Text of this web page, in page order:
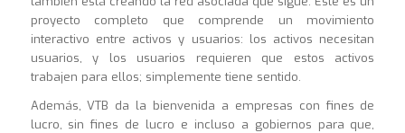
proyecto completo que comprende un movimiento
interactivo entre activos y usuarios: los activos necesitan
usuarios, y los usuarios requieren que estos activos
trabajen para ellos; simplemente tiene sentido.
Además, VTB da la bienvenida a empresas con fines de
lucro, sin fines de lucro e incluso a gobiernos para que,